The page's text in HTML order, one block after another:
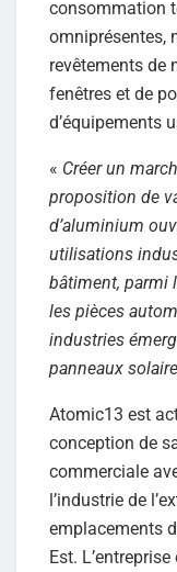
consommation
omniprésentes,
revêtements de
fenêtres et de
d’équipements
« Créer un
proposition de
d’aluminium
utilisations
bâtiment, parmi
les pièces
industries
panneaux
Atomic13 est
conception de
commerciale
l’industrie de
emplacements
Est.